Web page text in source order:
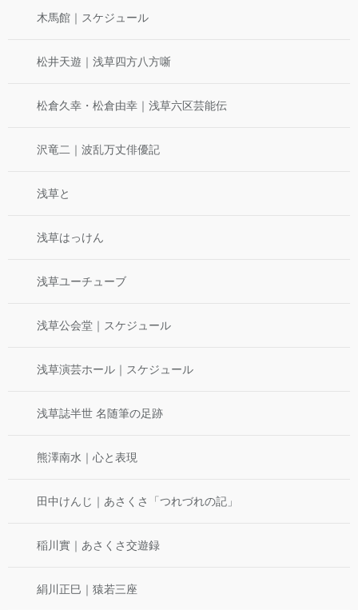
木馬館｜スケジュール
松井天遊｜浅草四方八方噺
松倉久幸・松倉由幸｜浅草六区芸能伝
沢竜二｜波乱万丈俳優記
浅草と
浅草はっけん
浅草ユーチューブ
浅草公会堂｜スケジュール
浅草演芸ホール｜スケジュール
浅草誌半世 名随筆の足跡
熊澤南水｜心と表現
田中けんじ｜あさくさ「つれづれの記」
稲川實｜あさくさ交遊録
絹川正巳｜猿若三座